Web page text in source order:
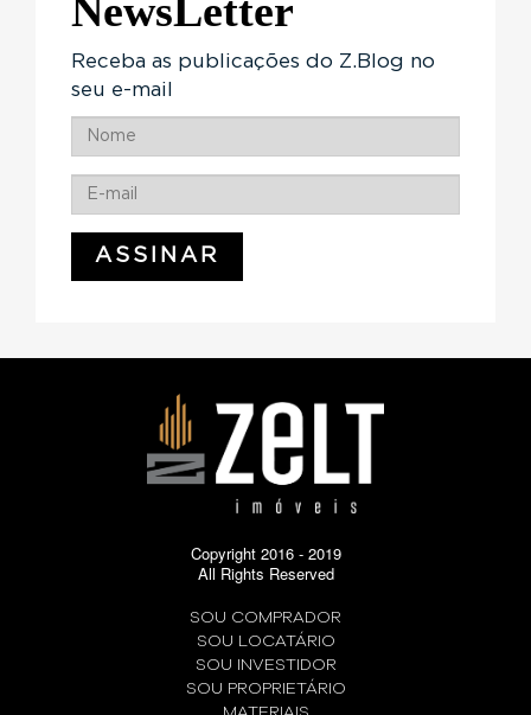
NewsLetter
Receba as publicações do Z.Blog no
seu e-mail
Copyright 2016 - 2019
All Rights Reserved
SOU COMPRADOR
SOU LOCATÁRIO
SOU INVESTIDOR
SOU PROPRIETÁRIO